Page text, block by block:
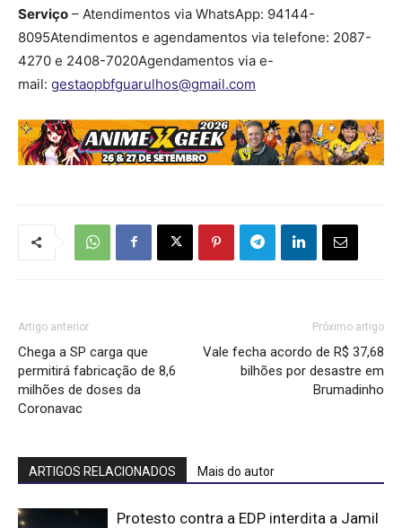
Serviço – Atendimentos via WhatsApp: 94144-
8095Atendimentos e agendamentos via telefone: 2087-
4270 e 2408-7020Agendamentos via e-
mail: gestaopbfguarulhos@gmail.com
Artigo anterior
Chega a SP carga que
permitirá fabricação de 8,6
milhões de doses da
Coronavac
Próximo artigo
Vale fecha acordo de R$ 37,68
bilhões por desastre em
Brumadinho
ARTIGOS RELACIONADOS Mais do autor
Protesto contra a EDP interdita a Jamil